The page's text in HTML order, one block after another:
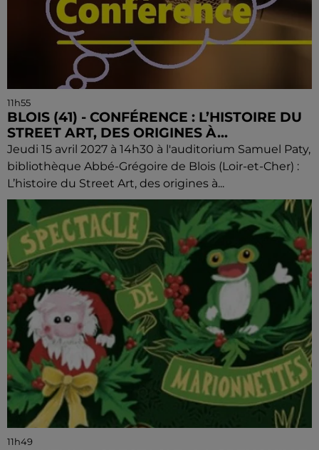
11h55
BLOIS (41) - CONFÉRENCE : L’HISTOIRE DU
STREET ART, DES ORIGINES À...
Jeudi 15 avril 2027 à 14h30 à l'auditorium Samuel Paty,
bibliothèque Abbé-Grégoire de Blois (Loir-et-Cher) :
L’histoire du Street Art, des origines à...
11h49